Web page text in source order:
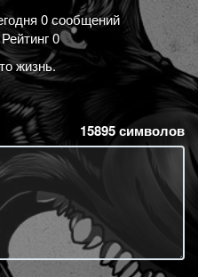
0 сообщений
0
жизнь.
15895символов